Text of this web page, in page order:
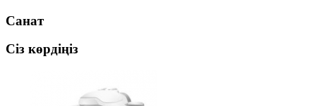
Санат
Сіз көрдіңіз